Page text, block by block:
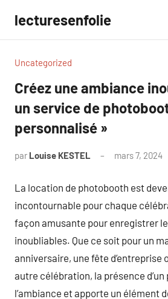
contenu
lecturesenfolie
Uncategorized
Créez une ambiance
un service de
personnalisé »
par Louise KESTEL mars 7, 2024
La location de photobooth est
incontournable pour chaque
façon amusante pour enregistrer
inoubliables. Que ce soit pour un
anniversaire, une fête d’entreprise
autre célébration, la présence
l’ambiance et apporte un élément